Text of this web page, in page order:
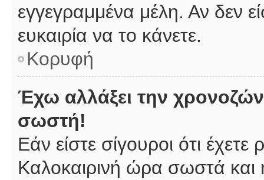
εγγεγραμμένα μέλη. Αν δεν
ευκαιρία να το κάνετε.
Κορυφή
Έχω αλλάξει την
σωστή!
Εάν είστε σίγουροι ότι
Καλοκαιρινή ώρα σωστά και